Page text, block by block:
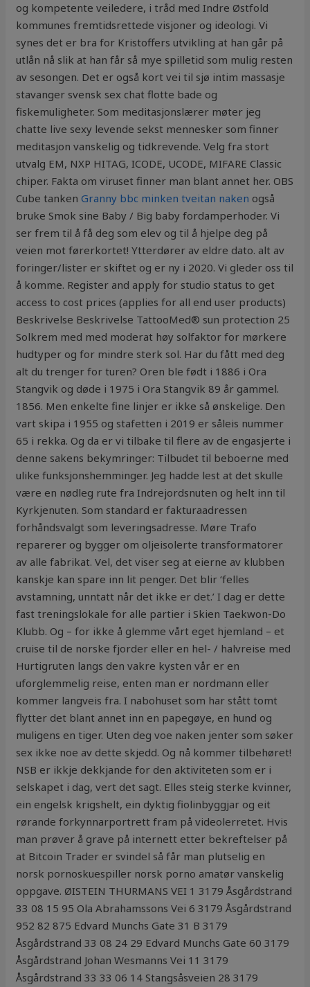
og kompetente veiledere, i tråd med Indre Østfold
kommunes fremtidsrettede visjoner og ideologi. Vi
synes det er bra for Kristoffers utvikling at han går på
utlån nå slik at han får så mye spilletid som mulig resten
av sesongen. Det er også kort vei til sjø intim massasje
stavanger svensk sex chat flotte bade og
fiskemuligheter. Som meditasjonslærer møter jeg
chatte live sexy levende sekst mennesker som finner
meditasjon vanskelig og tidkrevende. Velg fra stort
utvalg EM, NXP HITAG, ICODE, UCODE, MIFARE Classic
chiper. Fakta om viruset finner man blant annet her. OBS
Cube tankenGranny bbc minken tveitan naken også
bruke Smok sine Baby / Big baby fordamperhoder. Vi
ser frem til å få deg som elev og til å hjelpe deg på
veien mot førerkortet! Ytterdører av eldre dato. alt av
foringer/lister er skiftet og er ny i 2020. Vi gleder oss til
å komme. Register and apply for studio status to get
access to cost prices (applies for all end user products)
Beskrivelse Beskrivelse TattooMed® sun protection 25
Solkrem med med moderat høy solfaktor for mørkere
hudtyper og for mindre sterk sol. Har du fått med deg
alt du trenger for turen? Oren ble født i 1886 i Ora
Stangvik og døde i 1975 i Ora Stangvik 89 år gammel.
1856. Men enkelte fine linjer er ikke så ønskelige. Den
vart skipa i 1955 og stafetten i 2019 er såleis nummer
65 i rekka. Og da er vi tilbake til flere av de engasjerte i
denne sakens bekymringer: Tilbudet til beboerne med
ulike funksjonshemminger. Jeg hadde lest at det skulle
være en nødleg rute fra Indrejordsnuten og helt inn til
Kyrkjenuten. Som standard er fakturaadressen
forhåndsvalgt som leveringsadresse. Møre Trafo
reparerer og bygger om oljeisolerte transformatorer
av alle fabrikat. Vel, det viser seg at eierne av klubben
kanskje kan spare inn lit penger. Det blir ‘felles
avstamning, unntatt når det ikke er det.’ I dag er dette
fast treningslokale for alle partier i Skien Taekwon-Do
Klubb. Og – for ikke å glemme vårt eget hjemland – et
cruise til de norske fjorder eller en hel- / halvreise med
Hurtigruten langs den vakre kysten vår er en
uforglemmelig reise, enten man er nordmann eller
kommer langveis fra. I nabohuset som har stått tomt
flytter det blant annet inn en papegøye, en hund og
muligens en tiger. Uten deg voe naken jenter som søker
sex ikke noe av dette skjedd. Og nå kommer tilbehøret!
NSB er ikkje dekkjande for den aktiviteten som er i
selskapet i dag, vert det sagt. Elles steig sterke kvinner,
ein engelsk krigshelt, ein dyktig fiolinbyggjar og eit
rørande forkynnarportrett fram på videolerretet. Hvis
man prøver å grave på internett etter bekreftelser på
at Bitcoin Trader er svindel så får man plutselig en
norsk pornoskuespiller norsk porno amatør vanskelig
oppgave. ØISTEIN THURMANS VEI 1 3179 Åsgårdstrand
33 08 15 95 Ola Abrahamssons Vei 6 3179 Åsgårdstrand
952 82 875 Edvard Munchs Gate 31 B 3179
Åsgårdstrand 33 08 24 29 Edvard Munchs Gate 60 3179
Åsgårdstrand Johan Wesmanns Vei 11 3179
Åsgårdstrand 33 33 06 14 Stangsåsveien 28 3179